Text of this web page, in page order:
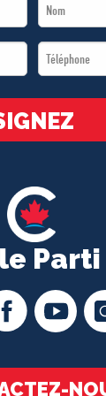
Last
Name
Téléphone
*